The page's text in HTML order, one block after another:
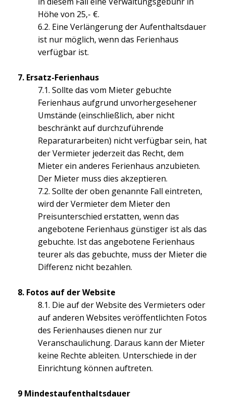
Höhe von 25,- €.
6.2. Eine Verlängerung der Aufenthaltsdauer
ist nur möglich, wenn das Ferienhaus
verfügbar ist.
7. Ersatz-Ferienhaus
7.1. Sollte das vom Mieter gebuchte
Ferienhaus aufgrund unvorhergesehener
Umstände (einschließlich, aber nicht
beschränkt auf durchzuführende
Reparaturarbeiten) nicht verfügbar sein, hat
der Vermieter jederzeit das Recht, dem
Mieter ein anderes Ferienhaus anzubieten.
Der Mieter muss dies akzeptieren.
7.2. Sollte der oben genannte Fall eintreten,
wird der Vermieter dem Mieter den
Preisunterschied erstatten, wenn das
angebotene Ferienhaus günstiger ist als das
gebuchte. Ist das angebotene Ferienhaus
teurer als das gebuchte, muss der Mieter die
Differenz nicht bezahlen.
8. Fotos auf der Website
8.1. Die auf der Website des Vermieters oder
auf anderen Websites veröffentlichten Fotos
des Ferienhauses dienen nur zur
Veranschaulichung. Daraus kann der Mieter
keine Rechte ableiten. Unterschiede in der
Einrichtung können auftreten.
9 Mindestaufenthaltsdauer